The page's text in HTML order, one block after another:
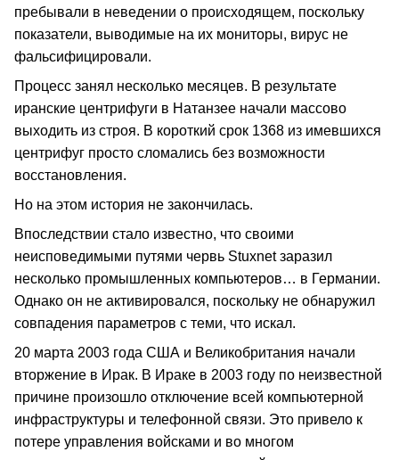
пребывали в неведении о происходящем, поскольку
показатели, выводимые на их мониторы, вирус не
фальсифицировали.
Процесс занял несколько месяцев. В результате
иранские центрифуги в Натанзее начали массово
выходить из строя. В короткий срок 1368 из имевшихся
центрифуг просто сломались без возможности
восстановления.
Но на этом история не закончилась.
Впоследствии стало известно, что своими
неисповедимыми путями червь Stuxnet заразил
несколько промышленных компьютеров… в Германии.
Однако он не активировался, поскольку не обнаружил
совпадения параметров с теми, что искал.
20 марта 2003 года США и Великобритания начали
вторжение в Ирак. В Ираке в 2003 году по неизвестной
причине произошло отключение всей компьютерной
инфраструктуры и телефонной связи. Это привело к
потере управления войсками и во многом